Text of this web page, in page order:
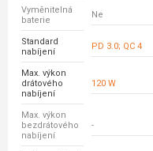
Vyměnitelná
baterie
Ne
Standard
nabíjení
PD 3.0; QC 4
Max. výkon
drátového
nabíjení
120 W
Max. výkon
bezdrátového
nabíjení
-